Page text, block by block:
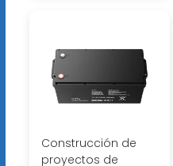
Construcción de
proyectos de